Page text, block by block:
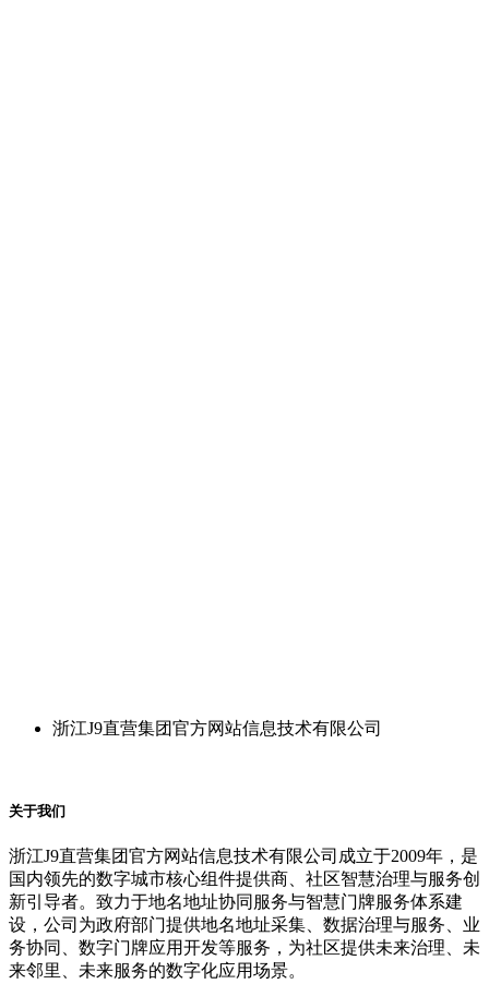
浙江J9直营集团官方网站信息技术有限公司
关于我们
浙江J9直营集团官方网站信息技术有限公司成立于2009年，是
国内领先的数字城市核心组件提供商、社区智慧治理与服务创
新引导者。致力于地名地址协同服务与智慧门牌服务体系建
设，公司为政府部门提供地名地址采集、数据治理与服务、业
务协同、数字门牌应用开发等服务，为社区提供未来治理、未
来邻里、未来服务的数字化应用场景。